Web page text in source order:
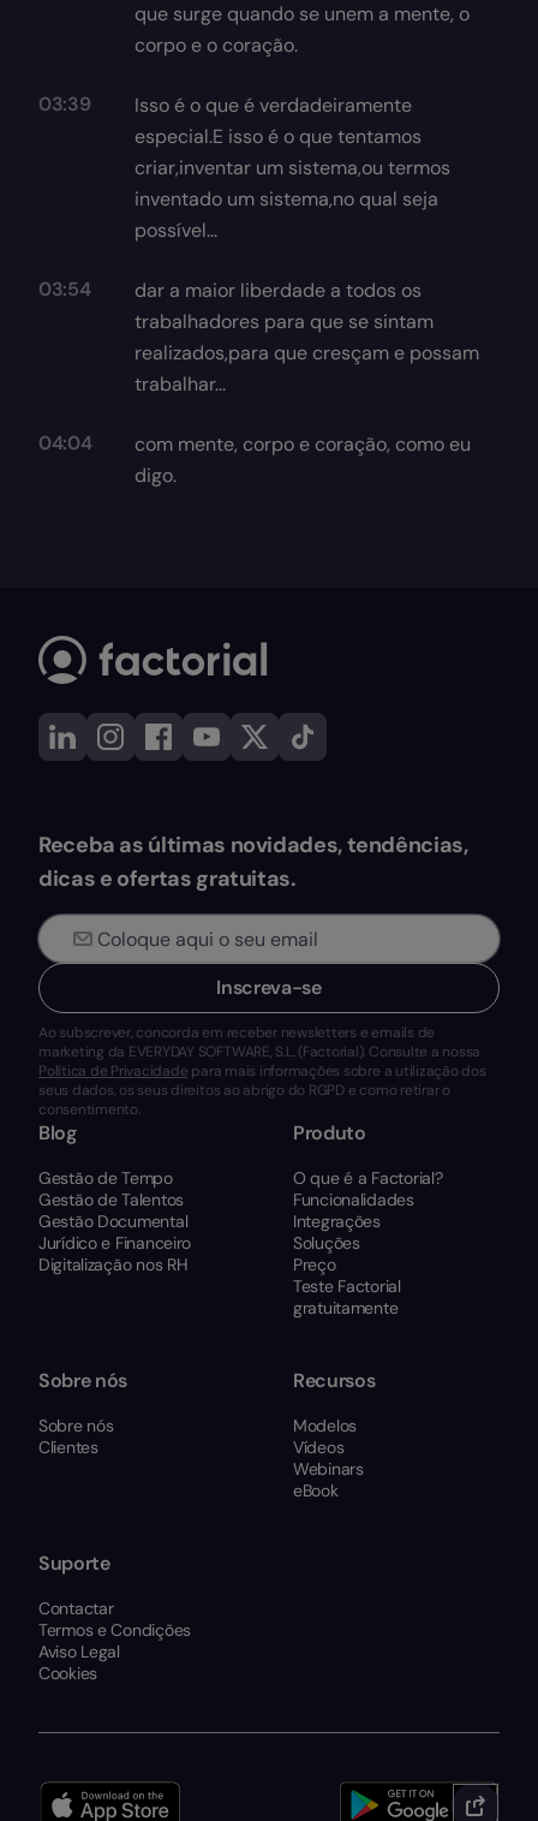
que surge quando se unem a mente, o
corpo e o coração.
03:39
Isso é o que é verdadeiramente
especial.E isso é o que tentamos
criar,inventar um sistema,ou termos
inventado um sistema,no qual seja
possível...
03:54
dar a maior liberdade a todos os
trabalhadores para que se sintam
realizados,para que cresçam e possam
trabalhar...
04:04
com mente, corpo e coração, como eu
digo.
Receba as últimas novidades, tendências,
dicas e ofertas gratuitas.
Inscreva-se
Ao subscrever, concorda em receber newsletters e emails de
marketing da EVERYDAY SOFTWARE, S.L. (Factorial). Consulte a nossa
Política de Privacidade para mais informações sobre a utilização dos
seus dados, os seus direitos ao abrigo do RGPD e como retirar o
consentimento.
Blog
Gestão de Tempo
Gestão de Talentos
Gestão Documental
Jurídico e Financeiro
Digitalização nos RH
Produto
O que é a Factorial?
Funcionalidades
Integrações
Soluções
Preço
Teste Factorial
gratuitamente
Sobre nós
Sobre nós
Clientes
Recursos
Modelos
Vídeos
Webinars
eBook
Suporte
Contactar
Termos e Condições
Aviso Legal
Cookies